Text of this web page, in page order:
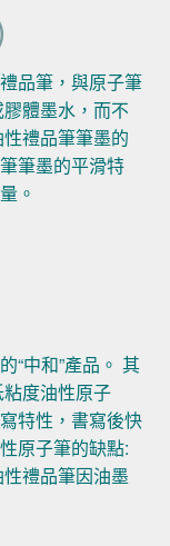
品筆，與原子筆
體墨水，而不
禮品筆筆墨的
筆墨的平滑特
。
“中和”產品。 其
度油性原子
特性，書寫後快
原子筆的缺點:
禮品筆因油墨